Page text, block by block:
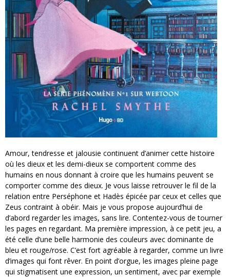
Amour, tendresse et jalousie continuent d’animer cette histoire
où les dieux et les demi-dieux se comportent comme des
humains en nous donnant à croire que les humains peuvent se
comporter comme des dieux. Je vous laisse retrouver le fil de la
relation entre Perséphone et Hadès épicée par ceux et celles que
Zeus contraint à obéir. Mais je vous propose aujourd’hui de
d’abord regarder les images, sans lire. Contentez-vous de tourner
les pages en regardant. Ma première impression, à ce petit jeu, a
été celle d’une belle harmonie des couleurs avec dominante de
bleu et rouge/rose. C’est fort agréable à regarder, comme un livre
d’images qui font rêver. En point d’orgue, les images pleine page
qui stigmatisent une expression, un sentiment, avec par exemple